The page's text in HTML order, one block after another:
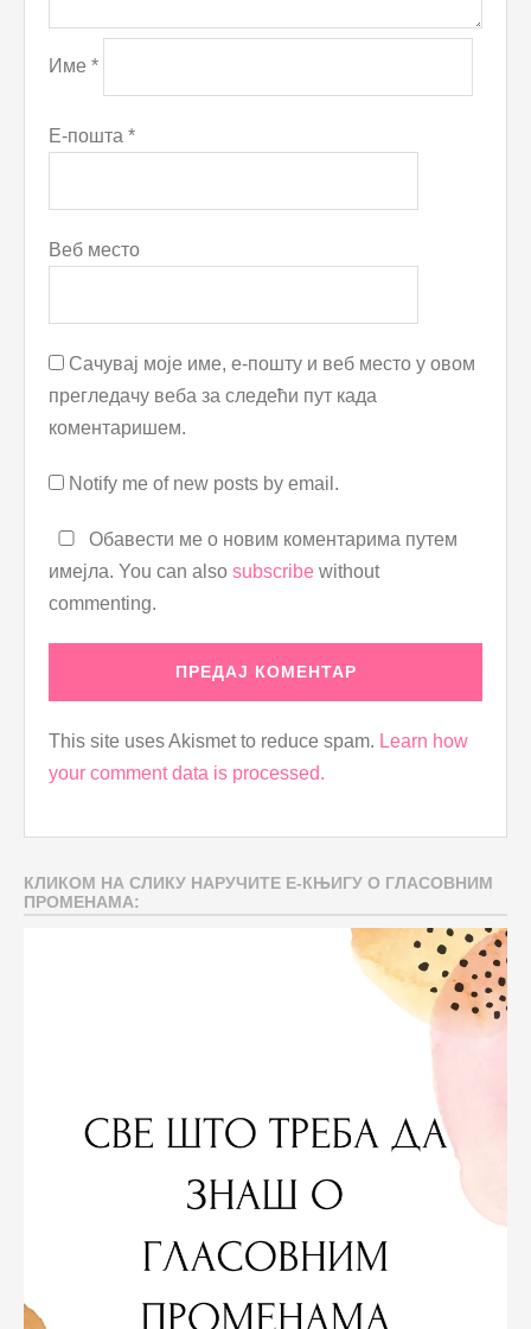
Име *
Е-пошта *
Веб место
Сачувај моје име, е-пошту и веб место у овом
прегледачу веба за следећи пут када
коментаришем.
Notify me of new posts by email.
Обавести ме о новим коментарима путем
имејла. You can also subscribe without
commenting.
This site uses Akismet to reduce spam. Learn how
your comment data is processed.
КЛИКОМ НА СЛИКУ НАРУЧИТЕ Е-КЊИГУ О ГЛАСОВНИМ
ПРОМЕНАМА: